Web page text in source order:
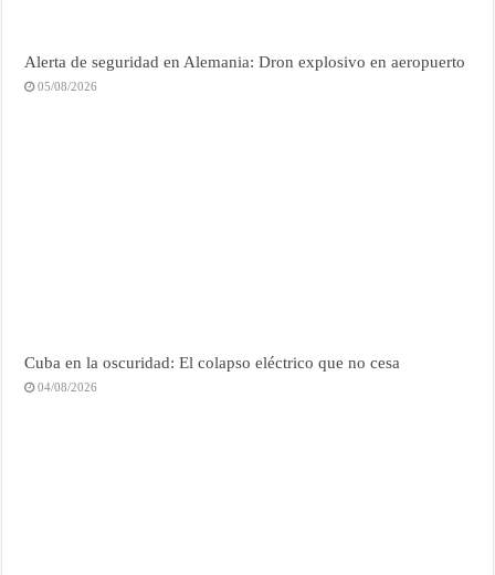
Alerta de seguridad en Alemania: Dron explosivo en aeropuerto
05/08/2026
Cuba en la oscuridad: El colapso eléctrico que no cesa
04/08/2026